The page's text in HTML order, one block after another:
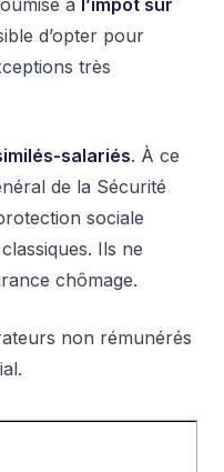
à l’impôt sur
d’opter pour
très
salariés. À ce
de la Sécurité
sociale
Ils ne
chômage.
non rémunérés